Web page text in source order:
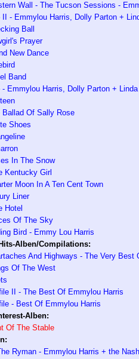
Wall - The Tucson Sessions -
II - Emmylou Harris, Dolly Parton +
Ball
Prayer
New Dance
Band
- Emmylou Harris, Dolly Parton +
Ballad Of Sally Rose
Shoes
In The Snow
Kentucky Girl
Moon In A Ten Cent Town
Liner
Hotel
Of The Sky
Bird - Emmy Lou Harris
Alben/Compilations:
And Highways - The Very Best
Of The West
II - The Best Of Emmylou Harris
- Best Of Emmylou Harris
Alben:
Of The Stable
Ryman - Emmylou Harris + the